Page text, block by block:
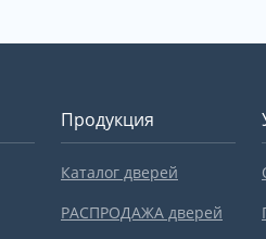
Продукция
Каталог дверей
РАСПРОДАЖА дверей